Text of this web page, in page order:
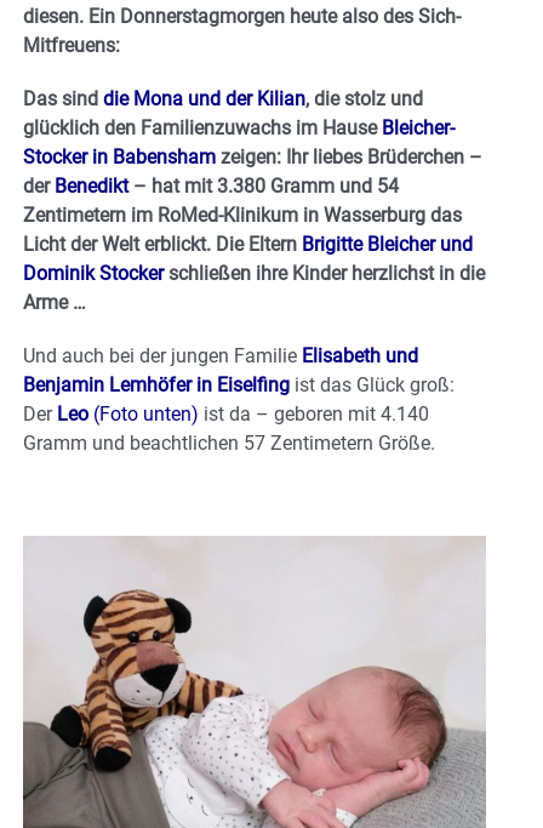
diesen. Ein Donnerstagmorgen heute also des Sich-
Mitfreuens:
Das sind die Mona und der Kilian, die stolz und
glücklich den Familienzuwachs im Hause Bleicher-
Stocker in Babensham zeigen: Ihr liebes Brüderchen –
der Benedikt– hat mit 3.380 Gramm und 54
Zentimetern im RoMed-Klinikum in Wasserburg das
Licht der Welt erblickt. Die Eltern Brigitte Bleicher und
Dominik Stockerschließen ihre Kinder herzlichst in die
Arme …
Und auch bei der jungen Familie Elisabeth und
Benjamin Lemhöfer in Eiselfing ist das Glück groß:
Der Leo (Foto unten) ist da – geboren mit 4.140
Gramm und beachtlichen 57 Zentimetern Größe.